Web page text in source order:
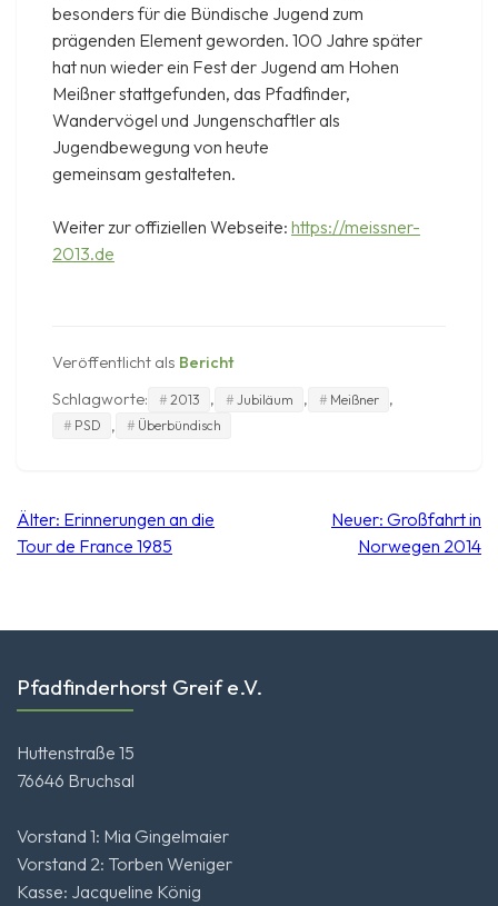
besonders für die Bündische Jugend zum
prägenden Element geworden. 100 Jahre später
hat nun wieder ein Fest der Jugend am Hohen
Meißner stattgefunden, das Pfadfinder,
Wandervögel und Jungenschaftler als
Jugendbewegung von heute
gemeinsam gestalteten.
Weiter zur offiziellen Webseite: https://meissner-
2013.de
Veröffentlicht als Bericht
Schlagworte:
2013 , Jubiläum , Meißner ,
PSD , Überbündisch
Beitragsnavigation
Älter: Erinnerungen an die
Tour de France 1985
Neuer: Großfahrt in
Norwegen 2014
Pfadfinderhorst Greif e.V.
Huttenstraße 15
76646 Bruchsal
Vorstand 1: Mia Gingelmaier
Vorstand 2: Torben Weniger
Kasse: Jacqueline König